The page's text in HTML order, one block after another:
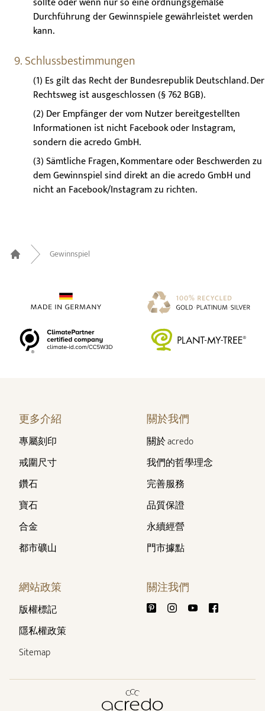
Durchführung der Gewinnspiele gewährleistet werden
kann.
9. Schlussbestimmungen
(1) Es gilt das Recht der Bundesrepublik Deutschland. Der
Rechtsweg ist ausgeschlossen (§ 762 BGB).
(2) Der Empfänger der vom Nutzer bereitgestellten
Informationen ist nicht Facebook oder Instagram,
sondern die acredo GmbH.
(3) Sämtliche Fragen, Kommentare oder Beschwerden zu
dem Gewinnspiel sind direkt an die acredo GmbH und
nicht an Facebook/Instagram zu richten.
Home
Gewinnspiel
更多介紹
專屬刻印
戒圍尺寸
鑽石
寶石
合金
都市礦山
關於我們
關於 acredo
我們的哲學理念
完善服務
品質保證
永續經營
門市據點
網站政策
版權標記
隱私權政策
Sitemap
關注我們